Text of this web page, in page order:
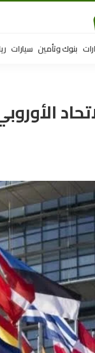
بنوك وتأمين سيارات